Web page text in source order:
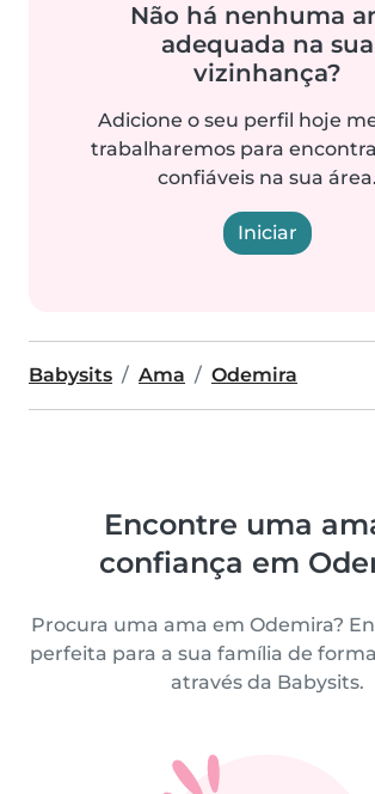
Não há nenhuma
adequada na sua
vizinhança?
Adicione o seu perfil hoje
trabalharemos para
confiáveis na sua área.
Iniciar
Babysits Ama Odemira
Encontre uma
confiança em
Procura uma ama em Odemira?
perfeita para a sua família de
através da Babysits.